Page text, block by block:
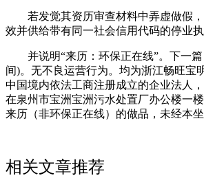
若发觉其资历审查材料中弄虚做假，
效并供给带有同一社会信用代码的停业
并说明“来历：环保正在线”。下一篇
间)。无不良运营行为。均为浙江畅旺宝
中国境内依法工商注册成立的企业法人
在泉州市宝洲宝洲污水处置厂办公楼一
来历（非环保正在线）的做品，未经本
相关文章推荐